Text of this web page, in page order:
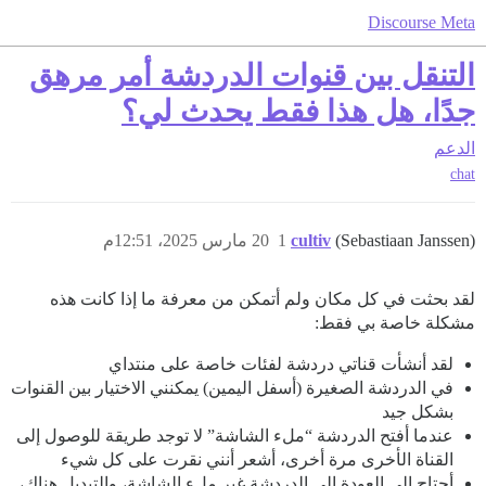
Discourse Meta
التنقل بين قنوات الدردشة أمر مرهق
جدًا، هل هذا فقط يحدث لي؟
الدعم
chat
cultiv (Sebastiaan Janssen) 20 مارس 2025، 12:51م 1
لقد بحثت في كل مكان ولم أتمكن من معرفة ما إذا كانت هذه
مشكلة خاصة بي فقط:
لقد أنشأت قناتي دردشة لفئات خاصة على منتداي
في الدردشة الصغيرة (أسفل اليمين) يمكنني الاختيار بين القنوات
بشكل جيد
عندما أفتح الدردشة “ملء الشاشة” لا توجد طريقة للوصول إلى
القناة الأخرى مرة أخرى، أشعر أنني نقرت على كل شيء